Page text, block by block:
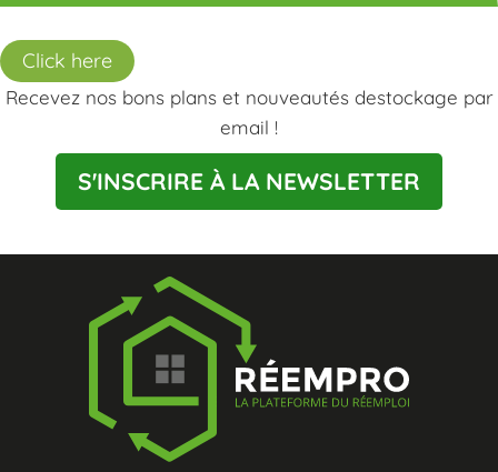
Click here
Recevez nos bons plans et nouveautés destockage par
email !
S'INSCRIRE À LA NEWSLETTER